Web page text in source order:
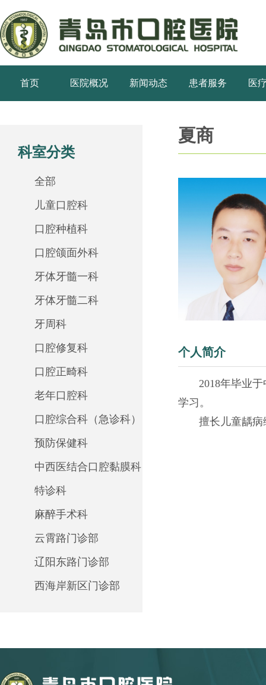
首页 医院概况 新闻动态 患者服务 医
科室分类
全部
儿童口腔科
口腔种植科
口腔颌面外科
牙体牙髓一科
牙体牙髓二科
牙周科
口腔修复科
口腔正畸科
老年口腔科
口腔综合科（急诊科）
预防保健科
中西医结合口腔黏膜科
特诊科
麻醉手术科
云霄路门诊部
辽阳东路门诊部
西海岸新区门诊部
夏商
个人简介
2018年毕业于
学习。
擅长儿童龋病综